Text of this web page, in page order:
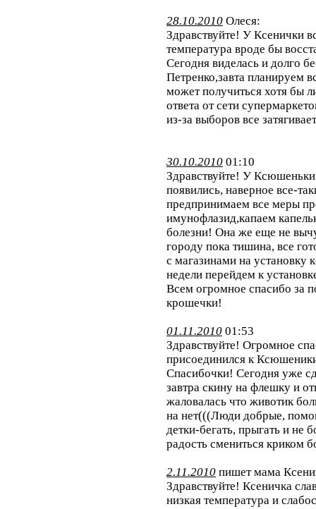
28.10.2010 Олеся:
Здравствуйте! У Ксенички
температура вроде бы
Сегодня виделась и долго
Петренко,завта планируем
может получиться хотя бы
ответа от сети
из-за выборов все
30.10.2010 01:10
Здравствуйте! У Ксюшеньки
появились, наверное все-
предпринимаем все меры
имунофлазид,капаем
болезни! Она же еще не
городу пока тишина, все
с магазинами на
недели перейдем к
Всем огромное спасибо за
крошечки!
01.11.2010 01:53
Здравствуйте! Огромное
присоединился к
Спасибочки! Сегодня уже
завтра скину на флешку и
жаловалась что животик
на нет(((Люди добрые,
детки-бегать, прыгать и не
радость смениться криком
2.11.2010 пишет мама
Здравствуйте! Ксеничка
низкая температура и